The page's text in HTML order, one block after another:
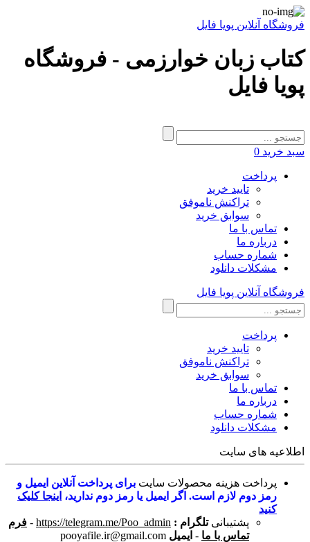
فروشگاه آنلاین پویا فایل
کتاب زبان خوارزمی - فروشگاه
پویا فایل
سبد خرید 0
پرداخت
تایید خرید
تراکنش ناموفق
سوابق خرید
تماس با ما
درباره ما
شماره حساب
مشکلات دانلود
فروشگاه آنلاین پویا فایل
پرداخت
تایید خرید
تراکنش ناموفق
سوابق خرید
تماس با ما
درباره ما
شماره حساب
مشکلات دانلود
اطلاعیه های سایت
پرداخت هزینه محصولات سایت برای پرداخت آنلاین ایمیل و
رمز دوم لازم است. اگر ایمیل یا رمز دوم ندارید، اینجا کلیک
کنید
پشتیبانی تلگرام : https://telegram.me/Poo_admin
- فرم
تماس با ما - ایمیل pooyafile.ir@gmail.com